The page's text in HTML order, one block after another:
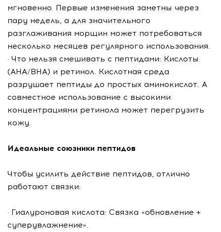
мгновенно. Первые изменения заметны через
пару недель, а для значительного
разглаживания морщин может потребоваться
несколько месяцев регулярного использования.
· Что нельзя смешивать с пептидами: Кислоты
(AHA/BHA) и ретинол. Кислотная среда
разрушает пептиды до простых аминокислот. А
совместное использование с высокими
концентрациями ретинола может перегрузить
кожу.
Идеальные союзники пептидов
Чтобы усилить действие пептидов, отлично
работают связки:
· Гиалуроновая кислота: Связка «обновление +
суперувлажнение».